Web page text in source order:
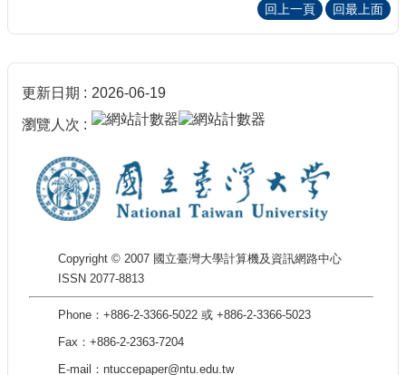
回上一頁
回最上面
更新日期 2026-06-19
瀏覽人次
Copyright © 2007 國立臺灣大學計算機及資訊網路中心
ISSN 2077-8813
Phone：+886-2-3366-5022 或 +886-2-3366-5023
Fax：+886-2-2363-7204
E-mail：ntuccepaper@ntu.edu.tw